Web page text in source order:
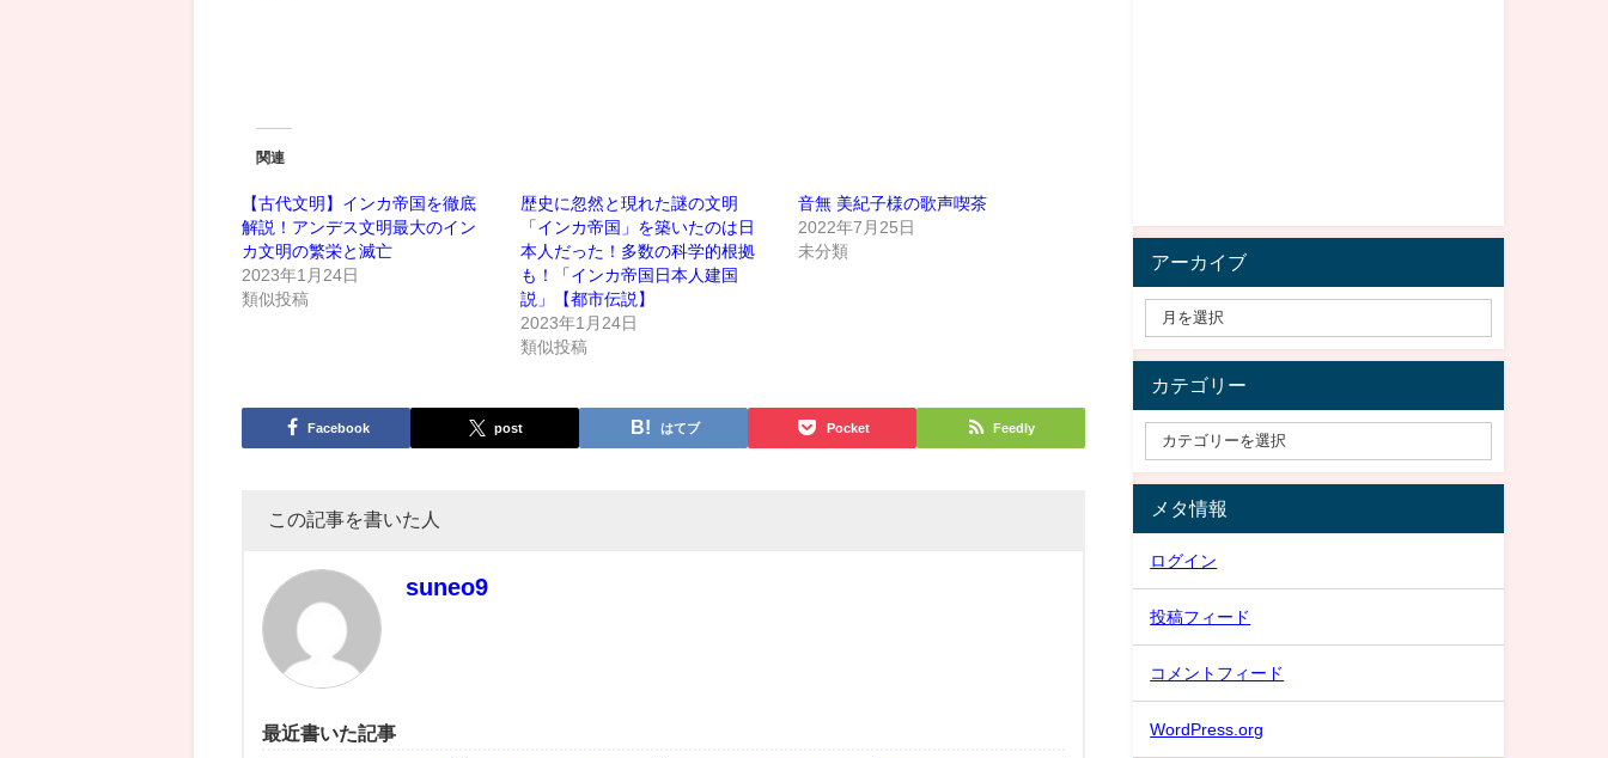
関連
【古代文明】インカ帝国を徹底
解説！アンデス文明最大のイン
カ文明の繁栄と滅亡
2023年1月24日
類似投稿
歴史に忽然と現れた謎の文明
「インカ帝国」を築いたのは日
本人だった！多数の科学的根拠
も！「インカ帝国日本人建国
説」【都市伝説】
2023年1月24日
類似投稿
音無 美紀子様の歌声喫茶
2022年7月25日
未分類
Facebook post はてブ Pocket Feedly
この記事を書いた人
suneo9
最近書いた記事
アーカイブ
カテゴリー
メタ情報
ログイン
投稿フィード
コメントフィード
WordPress.org